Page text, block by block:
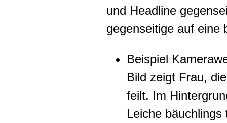
und Headline
gegenseitige auf eine
Beispiel
Bild zeigt Frau,
feilt. Im
Leiche